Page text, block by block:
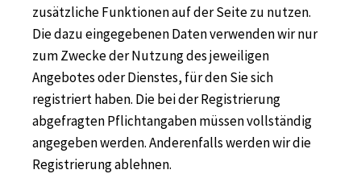
zusätzliche Funktionen auf der Seite zu nutzen.
Die dazu eingegebenen Daten verwenden wir nur
zum Zwecke der Nutzung des jeweiligen
Angebotes oder Dienstes, für den Sie sich
registriert haben. Die bei der Registrierung
abgefragten Pflichtangaben müssen vollständig
angegeben werden. Anderenfalls werden wir die
Registrierung ablehnen.